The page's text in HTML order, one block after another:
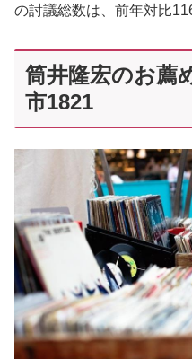
の討議総数は、前年対比
筒井隆宏のお薦
市1821